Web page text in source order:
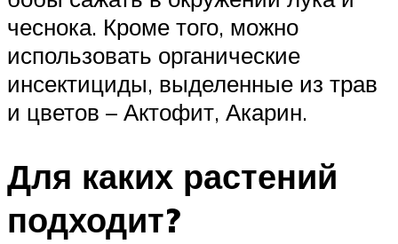
чеснока. Кроме того, можно
использовать органические
инсектициды, выделенные из трав
и цветов – Актофит, Акарин.
Для каких растений
подходит?